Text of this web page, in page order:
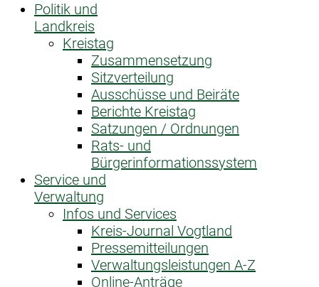
Politik und
Landkreis
Kreistag
Zusammensetzung
Sitzverteilung
Ausschüsse und Beiräte
Berichte Kreistag
Satzungen / Ordnungen
Rats- und
Bürgerinformationssystem
Service und
Verwaltung
Infos und Services
Kreis-Journal Vogtland
Pressemitteilungen
Verwaltungsleistungen A-Z
Online-Anträge